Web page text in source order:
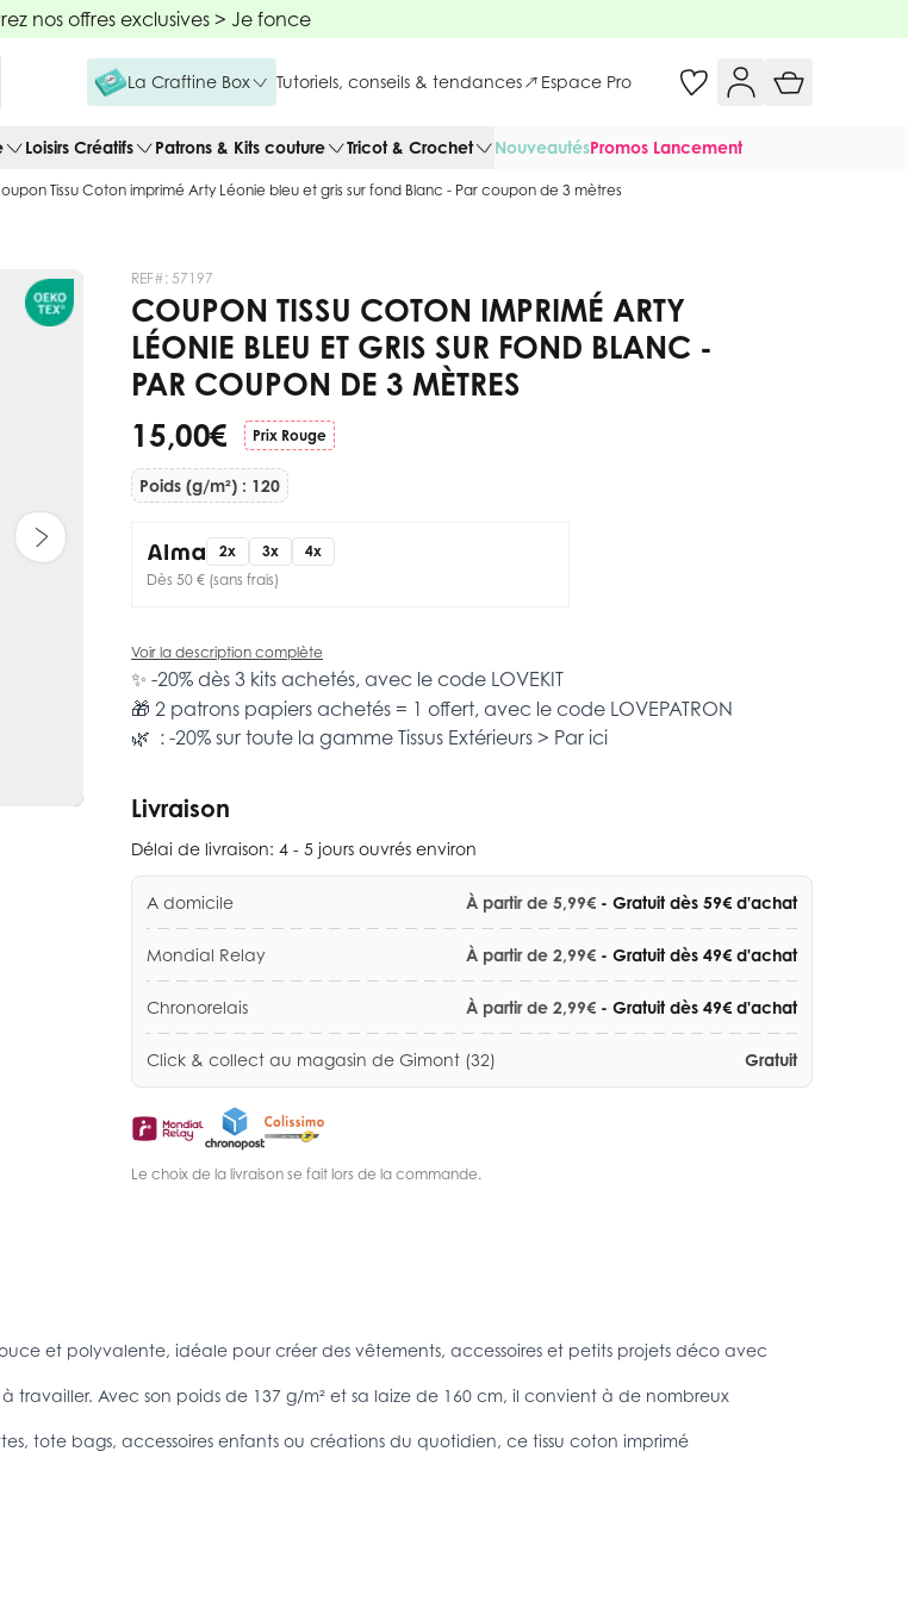
nos offres exclusives > Je fonce
La Craftine Box Tutoriels, conseils & tendances Espace Pro
Loisirs Créatifs Patrons & Kits couture Tricot & Crochet NouveautésPromos Lancement
Tissu Coton imprimé Arty Léonie bleu et gris sur fond Blanc - Par coupon de 3 mètres
REF#: 57197
COUPON TISSU COTON IMPRIMÉ ARTY
LÉONIE BLEU ET GRIS SUR FOND BLANC -
PAR COUPON DE 3 MÈTRES
15,00 €
Prix Rouge
Poids (g/m²) : 120
2x 3x
4x
Dès 50 € (sans frais)
Voir la description complète
✨ -20% dès 3 kits achetés, avec le code LOVEKIT
🎁 2 patrons papiers achetés = 1 offert, avec le code LOVEPATRON
🌿 : -20% sur toute la gamme Tissus Extérieurs > Par ici
Livraison
Délai de livraison: 4 - 5 jours ouvrés environ
A domicile À partir de 5,99€ - Gratuit dès 59€ d'achat
Mondial Relay À partir de 2,99€ - Gratuit dès 49€ d'achat
Chronorelais À partir de 2,99€ - Gratuit dès 49€ d'achat
Click & collect au magasin de Gimont (32) Gratuit
Le choix de la livraison se fait lors de la commande.
et polyvalente, idéale pour créer des vêtements, accessoires et petits projets déco avec
Avec son poids de 137 g/m² et sa laize de 160 cm, il convient à de nombreux
tote bags, accessoires enfants ou créations du quotidien, ce tissu coton imprimé